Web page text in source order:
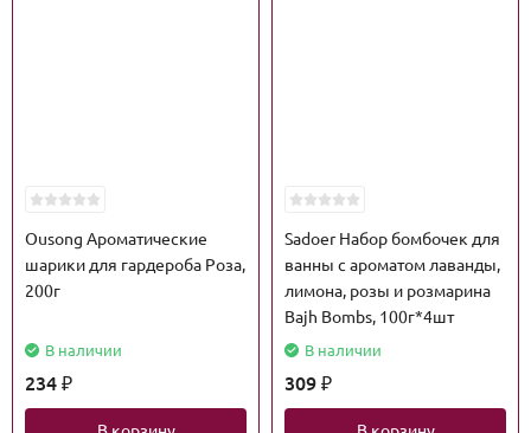
Ousong Ароматические
шарики для гардероба Роза,
200г
В наличии
234 ₽
Sadoer Набор бомбочек для
ванны с ароматом лаванды,
лимона, розы и розмарина
Bajh Bombs, 100г*4шт
В наличии
309 ₽